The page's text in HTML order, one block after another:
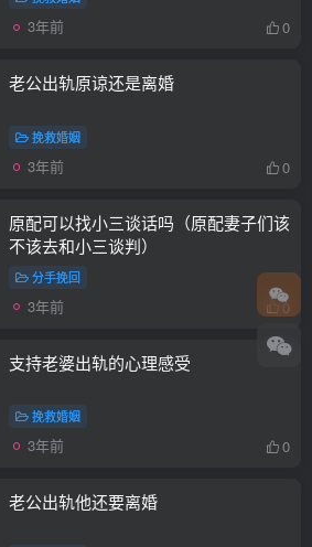
3年前 0
老公出轨原谅还是离婚
挽救婚姻
3年前 0
原配可以找小三谈话吗（原配妻子们该
不该去和小三谈判）
分手挽回
3年前 0
支持老婆出轨的心理感受
挽救婚姻
3年前 0
老公出轨他还要离婚